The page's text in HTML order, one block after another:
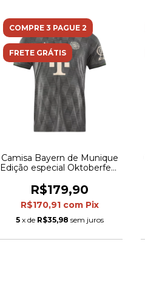
COMPRE 3 PAGUE 2
FRETE GRÁTIS
Camisa Bayern de Munique
Edição especial Oktoberfest
Masculina - Preta com
detalhes em bege
R$179,90
R$170,91 com Pix
5 x de R$35,98 sem juros